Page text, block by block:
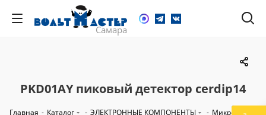
PKD01AY пиковый детектор cerdip14
Главная - Каталог - ЭЛЕКТРОННЫЕ КОМПОНЕНТЫ - Микросхемы